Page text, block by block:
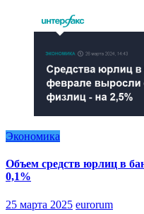
Экономика
Объем средств юрлиц в
0,1%
25 марта 2025 eurorum